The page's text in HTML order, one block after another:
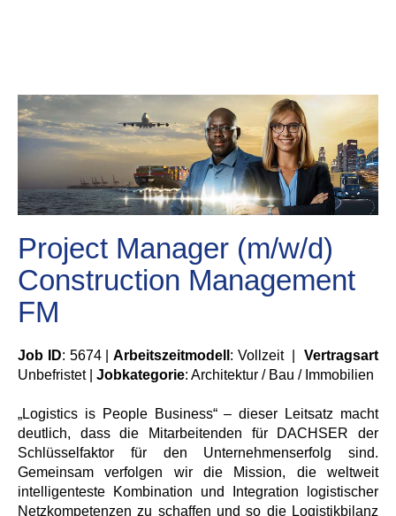
Project Manager (m/w/d)
Construction Management
FM
Job ID: 5674 |Arbeitszeitmodell : Vollzeit |Vertragsart
Unbefristet | Jobkategorie: Architektur / Bau / Immobilien
„Logistics is People Business“ – dieser Leitsatz macht
deutlich, dass die Mitarbeitenden für DACHSER der
Schlüsselfaktor für den Unternehmenserfolg sind.
Gemeinsam verfolgen wir die Mission, die weltweit
intelligenteste Kombination und Integration logistischer
Netzkompetenzen zu schaffen und so die Logistikbilanz